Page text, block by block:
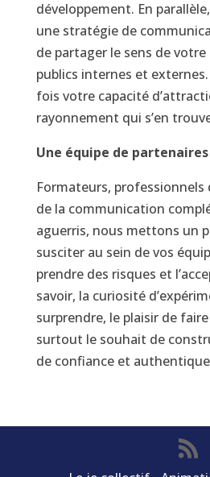
développement. En
une stratégie de
de partager le sens de
publics internes et externes.
fois votre capacité
rayonnement qui s’en
Une équipe de partenaires
Formateurs, professionnels
de la communication
aguerris, nous mettons un
susciter au sein de vos
prendre des risques et
savoir, la curiosité
surprendre, le plaisir de
surtout le souhait de
de confiance et